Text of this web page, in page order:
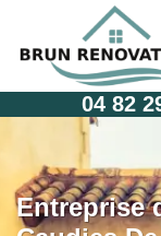
04 82
Entreprise